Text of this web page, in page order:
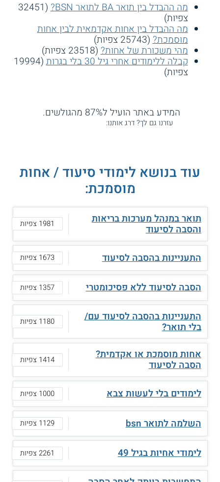
מה ההבדל בין תואר BA לתואר BSN? (32451
צפיות)
מה ההבדל בין אחות אקדמאית לבין אחות
מוסמכת?(25743 צפיות)
מהי משכורת של אחות?(23518 צפיות)
קבלה ללימודים אחרי גיל 30 בלי בגרות (19994
צפיות)
המידע באתר הועיל ל87% מהגולשים.
עזרנו גם לך? דרג אותנו:
עוד בנושא לימודי סיעוד / אחות
מוסמכת:
תואר במנהל מערכות בריאות
והסבה לסיעוד 1981 צפיות
התעניינות בהסבה לסיעוד 1673 צפיות
הסבה לסיעוד ללא פסיכומטרי 1357 צפיות
התעניינות בהסבה לסיעוד עם/
בלי תואר? 1180 צפיות
אחות מוסמכת או אקדמית?
הסבה לסיעוד 1414 צפיות
לימודים בלי לעשות צבא 1000 צפיות
השלמה לתואר bsn 1129 צפיות
לימודי אחיות בגיל 49 2261 צפיות